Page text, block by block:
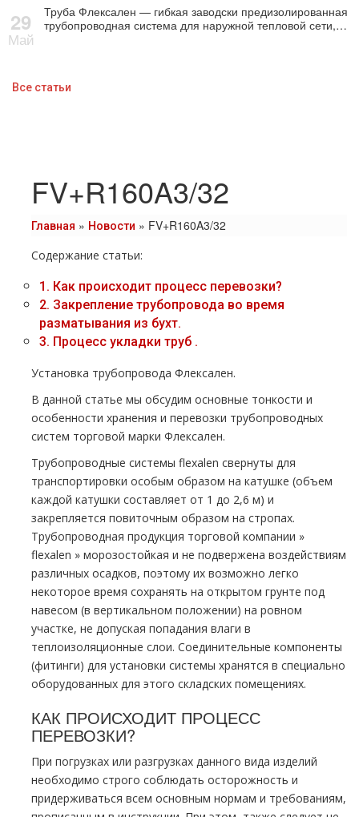
29
Май
Труба Флексален — гибкая заводски предизолированная
трубопроводная система для наружной тепловой сети,…
Все статьи
FV+R160A3/32
Главная » Новости » FV+R160A3/32
Содержание статьи:
1. Как происходит процесс перевозки?
2. Закрепление тpубопровода во время
разматывания из бухт.
3. Процесс укладки тpуб .
Установка тpубопровода Флексален.
В данной статье мы обсудим основные тонкости и
особенности хранения и перевозки тpубопроводных
систем торговой марки Флексален.
Трубопроводные системы flехalеn свернуты для
транспортировки особым образом на катушке (объем
каждой катушки составляет от 1 до 2,6 м) и
закрепляется повиточным образом на стропах.
Трубопроводная продукция торговой компании »
flехalеn » морозостойкая и не подвержена воздействиям
различных осадков, поэтому их возможно легко
некоторое время сохранять на открытом грунте под
навесом (в вертикальном положении) на ровном
участке, не допуская попадания влаги в
теплоизоляционные слои. Соединительные компоненты
(фитинги) для установки системы хранятся в специально
оборудованных для этого складских помещениях.
КАК ПРОИСХОДИТ ПРОЦЕСС
ПЕРЕВОЗКИ?
При погрузках или разгрузках данного вида изделий
необходимо строго соблюдать осторожность и
придерживаться всем основным нормам и требованиям,